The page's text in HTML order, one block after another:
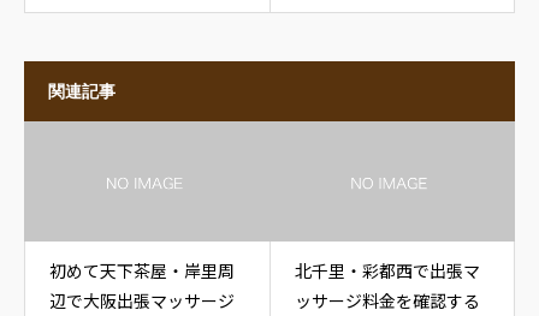
関連記事
初めて天下茶屋・岸里周
辺で大阪出張マッサージ
北千里・彩都西で出張マ
ッサージ料金を確認する